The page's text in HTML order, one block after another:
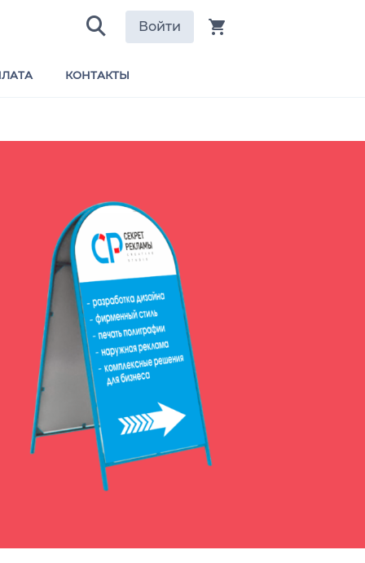
Войти
КОНТАКТЫ